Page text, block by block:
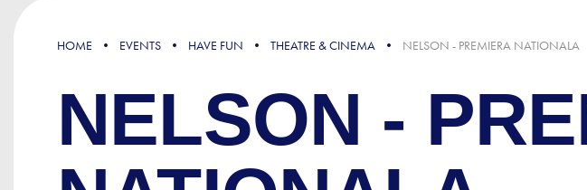
HOME EVENTS HAVE FUN THEATRE & CINEMA NELSON - PREMIERA NATIONALA
NELSON -